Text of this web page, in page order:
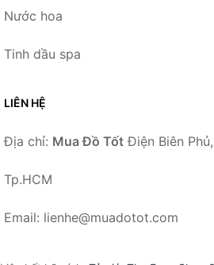
Nước hoa
Tinh dầu spa
LIÊN HỆ
Địa chỉ: Mua Đồ Tốt Điện Biên
Tp.HCM
Email: lienhe@muadotot.com